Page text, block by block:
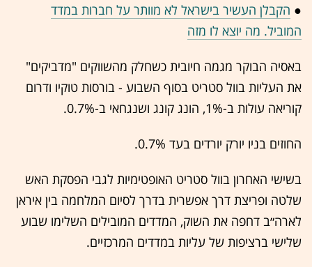
● הקבלן העשיר בישראל לא מוותר על חברות במדד
המוביל. מה יוצא לו מזה
באסיה הבוקר מגמה חיובית כשחלק מהשווקים "מדביקים"
את העליות בוול סטריט בסוף השבוע - בורסות טוקיו ודרום
קוריאה עולות ב-1%, הונג קונג ושנגחאי ב-0.7%.
החוזים בניו יורק יורדים בעד 0.7%.
בשישי האחרון בוול סטריט האופטימיות לגבי הפסקת האש
שלטה ופריצת דרך אפשרית בדרך לסיום המלחמה בין איראן
לארה״ב דחפה את השוק, המדדים המובילים השלימו שבוע
שלישי ברציפות של עליות במדדים המרכזיים.